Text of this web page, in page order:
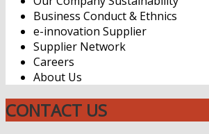
Business Conduct & Ethnics
e-innovation Supplier
Supplier Network
Careers
About Us
CONTACT US